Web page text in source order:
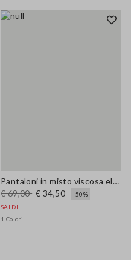
Pantaloni in misto viscosa elasticizzata neri wide leg
€ 69,00 € 34,50
-50%
SALDI
1 Colori